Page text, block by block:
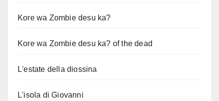
Kore wa Zombie desu ka?
Kore wa Zombie desu ka? of the dead
L'estate della diossina
L'isola di Giovanni